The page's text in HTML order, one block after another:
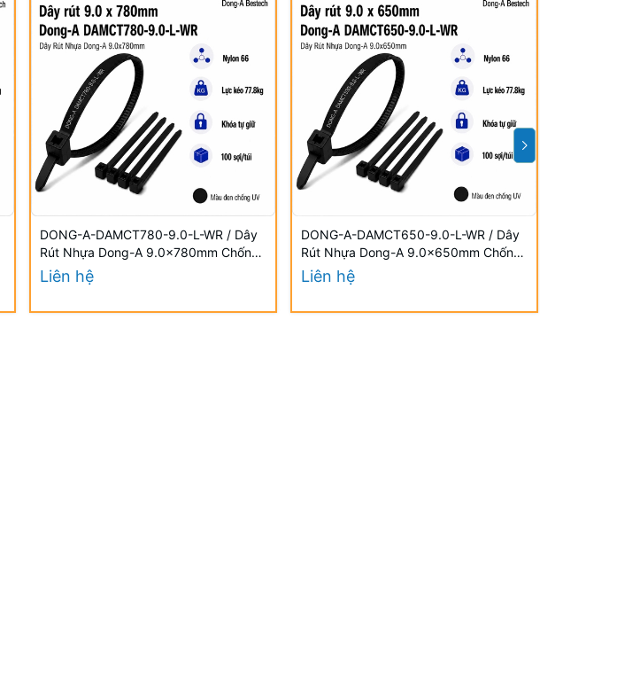
DONG-A-DAMCT780-9.0-L-WR / Dây
Rút Nhựa Dong-A 9.0×780mm Chống
UV
Liên hệ
DONG-A-DAMCT650-9.0-L-WR / Dây
Rút Nhựa Dong-A 9.0×650mm Chống
UV
Liên hệ